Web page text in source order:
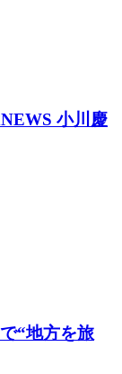
小川慶
“地方を旅